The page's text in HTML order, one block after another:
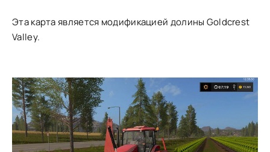
Эта карта является модификацией долины Goldcrest
Valley.